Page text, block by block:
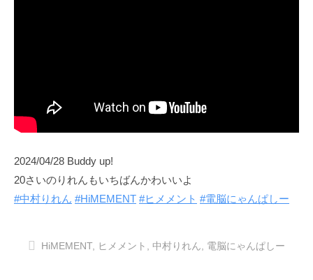
2024/04/28 Buddy up!
20さいのりれんもいちばんかわいいよ
#中村りれん #HiMEMENT #ヒメメント #電脳にゃんぱしー
HiMEMENT, ヒメメント , 中村りれん, 電脳にゃんぱしー